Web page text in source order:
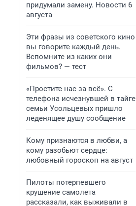
придумали замену. Новости 6
августа
Эти фразы из советского кино
вы говорите каждый день.
Вспомните из каких они
фильмов? — тест
«Простите нас за всё». С
телефона исчезнувшей в тайге
семьи Усольцевых пришло
леденящее душу сообщение
Кому признаются в любви, а
кому разобьют сердце:
любовный гороскоп на август
Пилоты потерпевшего
крушение самолета
рассказали, как выживали в